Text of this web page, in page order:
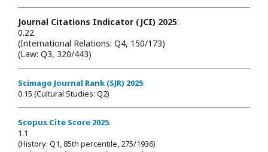
Journal Citations Indicator (JCI) 2025:
0.22
(International Relations: Q4, 150/173)
(Law: Q3, 320/443)
Scimago Journal Rank (SJR) 2025:
0.15 (Cultural Studies: Q2)
Scopus Cite Score 2025:
1.1
(History: Q1, 85th percentile, 275/1936)